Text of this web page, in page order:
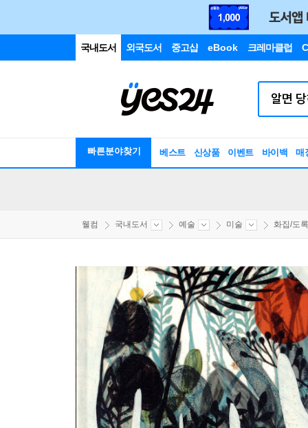
국내도서 외국도서 중고샵 eBook 크레마클럽
빠른분야찾기 베스트 신상품 이벤트 바이백 매
웰컴 국내도서 예술 미술 화집/도록